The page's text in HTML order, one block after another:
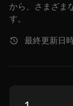
から、さまざま
す。
最終更新日